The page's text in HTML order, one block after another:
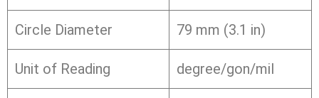
Circle Diameter 79 mm (3.1 in)
Unit of Reading degree/gon/mil